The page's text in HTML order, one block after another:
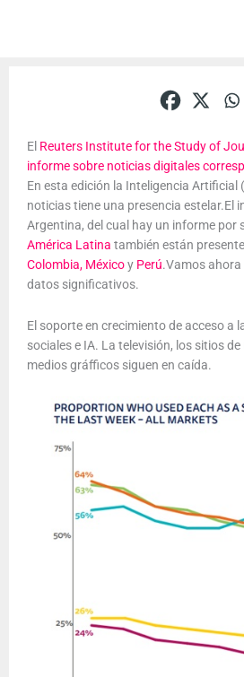
El Reuters Institute for the Study of
informe sobre noticias digitales
En esta edición la Inteligencia Artificial
noticias tiene una presencia estelar.El
Argentina, del cual hay un informe por
América Latina también están
Colombia, Méxicoy Perú.Vamos
datos significativos.
El soporte en crecimiento de acceso a
sociales e IA. La televisión, los sitios
medios gráfficos siguen en caída.